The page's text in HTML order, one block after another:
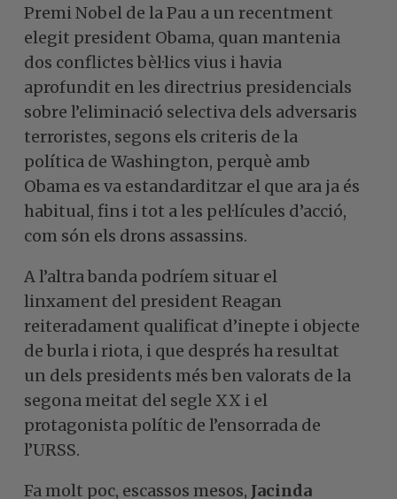
Premi Nobel de la Pau a un recentment
elegit president Obama, quan mantenia
dos conflictes bèl·lics vius i havia
aprofundit en les directrius presidencials
sobre l’eliminació selectiva dels adversaris
terroristes, segons els criteris de la
política de Washington, perquè amb
Obama es va estandarditzar el que ara ja és
habitual, fins i tot a les pel·lícules d’acció,
com són els drons assassins.
A l’altra banda podríem situar el
linxament del president Reagan
reiteradament qualificat d’inepte i objecte
de burla i riota, i que després ha resultat
un dels presidents més ben valorats de la
segona meitat del segle XX i el
protagonista polític de l’ensorrada de
l’URSS.
Fa molt poc, escassos mesos, Jacinda